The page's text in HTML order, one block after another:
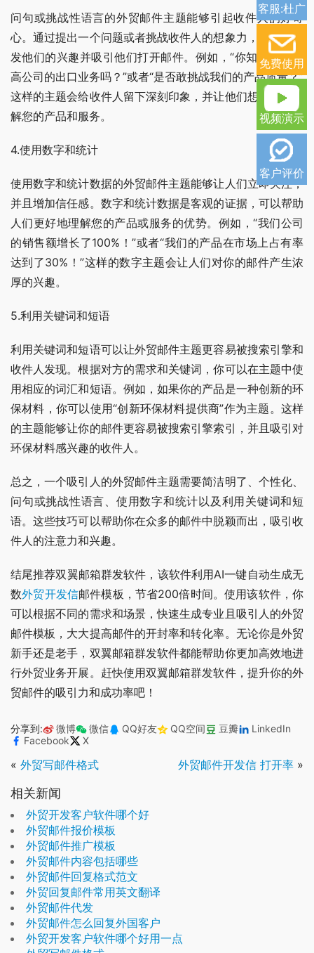
问句或挑战性语言的外贸邮件主题能够引起收件人的好奇
心。通过提出一个问题或者挑战收件人的想象力，你可以激
发他们的兴趣并吸引他们打开邮件。例如，“你知道怎样提
高公司的出口业务吗？”或者“是否敢挑战我们的产品质量？”
这样的主题会给收件人留下深刻印象，并让他们想进一步了
解您的产品和服务。
4.使用数字和统计
使用数字和统计数据的外贸邮件主题能够让人们立即关注，
并且增加信任感。数字和统计数据是客观的证据，可以帮助
人们更好地理解您的产品或服务的优势。例如，“我们公司
的销售额增长了100%！”或者“我们的产品在市场上占有率
达到了30%！”这样的数字主题会让人们对你的邮件产生浓
厚的兴趣。
5.利用关键词和短语
利用关键词和短语可以让外贸邮件主题更容易被搜索引擎和
收件人发现。根据对方的需求和关键词，你可以在主题中使
用相应的词汇和短语。例如，如果你的产品是一种创新的环
保材料，你可以使用“创新环保材料提供商”作为主题。这样
的主题能够让你的邮件更容易被搜索引擎索引，并且吸引对
环保材料感兴趣的收件人。
总之，一个吸引人的外贸邮件主题需要简洁明了、个性化、
问句或挑战性语言、使用数字和统计以及利用关键词和短
语。这些技巧可以帮助你在众多的邮件中脱颖而出，吸引收
件人的注意力和兴趣。
结尾推荐双翼邮箱群发软件，该软件利用AI一键自动生成无
数外贸开发信邮件模板，节省200倍时间。使用该软件，你
可以根据不同的需求和场景，快速生成专业且吸引人的外贸
邮件模板，大大提高邮件的开封率和转化率。无论你是外贸
新手还是老手，双翼邮箱群发软件都能帮助你更加高效地进
行外贸业务开展。赶快使用双翼邮箱群发软件，提升你的外
贸邮件的吸引力和成功率吧！
分享到: 微博 微信 QQ好友 QQ空间 豆瓣
LinkedIn
Facebook
X
« 外贸写邮件格式 外贸邮件开发信 打开率 »
相关新闻
外贸开发客户软件哪个好
外贸邮件报价模板
外贸邮件推广模板
外贸邮件内容包括哪些
外贸邮件回复格式范文
外贸回复邮件常用英文翻译
外贸邮件代发
外贸邮件怎么回复外国客户
外贸开发客户软件哪个好用一点
客服:杜广
免费使用
视频演示
客户评价